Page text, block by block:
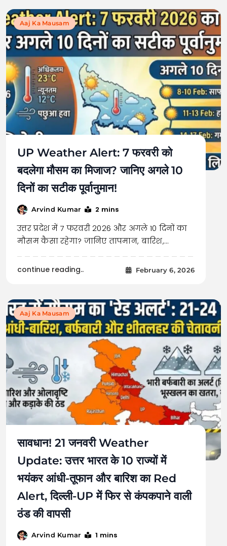
Aaj Ka Mausam
UP Weather Alert: 7 फरवरी को
बदलेगा मौसम का मिजाज? जानिए अगले 10
दिनों का सटीक पूर्वानुमान!
Arvind Kumar 2 mins
उत्तर प्रदेश में 7 फरवरी 2026 और अगले 10 दिनों का
मौसम कैसा रहेगा? जानिए तापमान, बारिश,…
continue reading.. February 6, 2026
Aaj Ka Mausam
सावधान! 21 जनवरी Weather
Update: उत्तर भारत के 10 राज्यों में
भयंकर आंधी-तूफान और बारिश का Red
Alert, दिल्ली-UP में फिर से कंपकपाने वाली
ठंड की वापसी
Arvind Kumar 1 mins